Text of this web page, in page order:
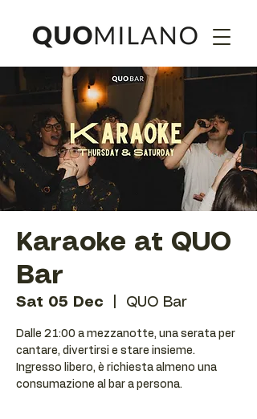
Karaoke at QUO
Bar
Sat 05 Dec QUO Bar
Dalle 21:00 a mezzanotte, una serata per
cantare, divertirsi e stare insieme.
Ingresso libero, è richiesta almeno una
consumazione al bar a persona.